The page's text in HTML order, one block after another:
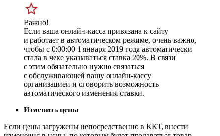
Важно!
Если ваша онлайн-касса привязана к сайту
и работает в автоматическом режиме, очень важно,
чтобы с 0:00:00 1 января 2019 года автоматически
стала в чеке указываться ставка 20%. В связи
с этим обязательно нужно связаться
с обслуживающей вашу онлайн-кассу
организацией и оговорить возможность
автоматического изменения ставки.
Изменить цены
Если цены загружены непосредственно в ККТ, внести